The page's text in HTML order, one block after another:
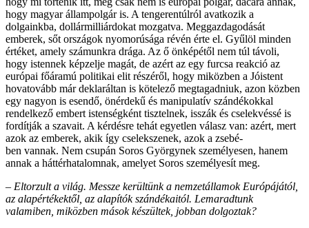
hogy magyar állampolgár is. A tengerentúlról avatkozik a
dolgainkba, dollármilliárdokat mozgatva. Meggazdagodását
emberek, sőt országok nyomorúsága révén érte el. Gyűlöl minden
értéket, amely számunkra drága. Az ő önképétől nem túl távoli,
hogy istennek képzelje magát, de azért az egy furcsa reakció az
európai főáramú politikai elit részéről, hogy miközben a Jóistent
hovatovább már deklaráltan is kötelező megtagadniuk, azon közben
egy nagyon is esendő, önérdekű és manipulatív szándékokkal
rendelkező embert istenségként tisztelnek, isszák és cselekvéssé is
fordítják a szavait. A kérdésre tehát egyetlen válasz van: azért, mert
azok az emberek, akik így cselekszenek, azok a zsebé-
ben vannak. Nem csupán Soros Györgynek személyesen, hanem
annak a háttérhatalomnak, amelyet Soros személyesít meg.
– Eltorzult a világ. Messze kerültünk a nemzetállamok Európájától,
az alapértékektől, az alapítók szándékaitól. Lemaradtunk
valamiben, miközben mások készültek, jobban dolgoztak?